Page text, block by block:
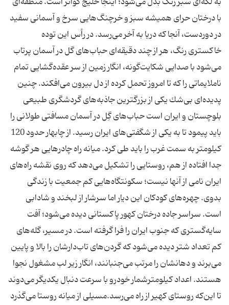
با درختان حرای همیشه سبز و خرچنگ‌هایی سرخ و آسمانی سفید
در دوردست، آنجا كه دریا به آخر می‌رسد. در رأس این توده‌
خاكستری رنگ، هر از چند دقیقه‌ای حباب‌های گل در آسمان پرتاب
می‌شود با صدایی شكایت‌گونه، انگار زمین از سر عقده‌گشایی تمام
ناملایماتی را كه تا امروز تحمل كرده از دل بیرون می‌افكند. چنین
پدیده‌ای بی‌شك یكی از بزرگترین جاذبه‌های گردشگری طبیعی
بلوچستان و ایران است حباب‌های گِل در آسمان مسافتی طولانی را
باید پیمود تا به یكی از شگفتی‌های ایران رسید. از چابهار حدود 120
كیلومتر به سمت غرب را باید طی كرد. میانه راه چادرهایی هر گوشه
جدا افتاده از هم، روستایی را تشكیل می‌دهد كه روی نقشه راه‌های
ایران نامی از آنها نیست؛ سكونتگاه‌هایی كم جمعیت با زندگی
بدوی. چهره‌های كودكان این دیار اما سرشار از لبخند و شادابی
است. سراسر جاده درختان كهور پاكستانی دیده می‌شود؛ آفت
سایه‌گستری كه جنوب ایران را فرا گرفته است. در مسیر، گله‌های
كم تعداد شتر دیده می‌شود كه گردن‌های تاب‌دارشان را بالا و پایین
می‌برند و دهانشان را مرتب می‌جنبانند، انگار زیر لب مشغول نجوا
هستند. اعداد كیلومترشمار خودرو با سرعت دنبال یكدیگر می‌دوند
تا این‌كه روستای كهیر از راه می‌رسد.مسیلی از میانه روستا می‌گذرد